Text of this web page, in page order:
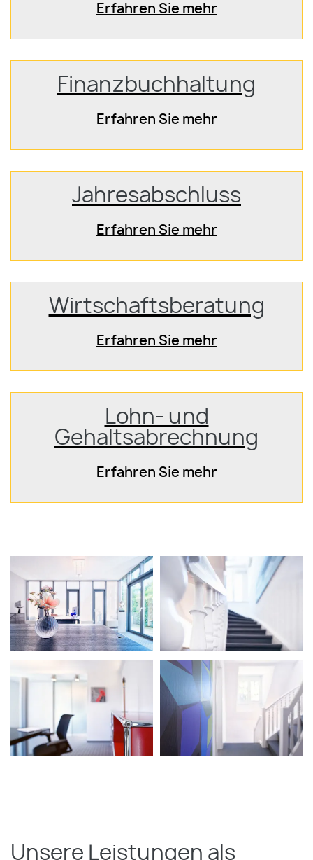
Erfahren Sie mehr
Finanzbuchhaltung
Erfahren Sie mehr
Jahresabschluss
Erfahren Sie mehr
Wirtschaftsberatung
Erfahren Sie mehr
Lohn- und
Gehaltsabrechnung
Erfahren Sie mehr
Unsere Leistungen als